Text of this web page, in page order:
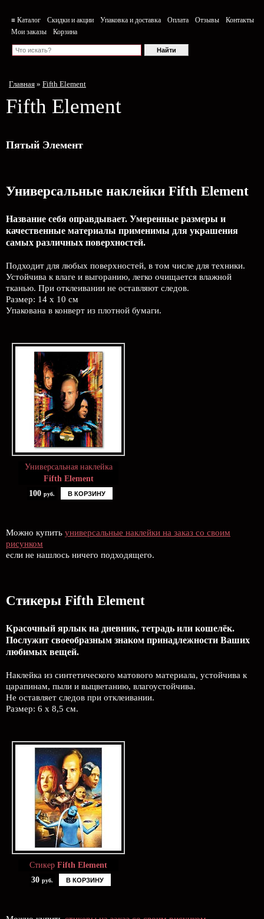
≡ Каталог Скидки и акции Упаковка и доставка Оплата Отзывы
Контакты
Мои заказы
Корзина
Главная » Fifth Element
Fifth Element
Пятый Элемент
Универсальные наклейки Fifth Element
Название себя оправдывает. Умеренные размеры и
качественные материалы применимы для украшения
самых различных поверхностей.
Подходит для любых поверхностей, в том числе для техники.
Устойчива к влаге и выгоранию, легко очищается влажной
тканью. При отклеивании не оставляют следов.
Размер: 14 х 10 см
Упакована в конверт из плотной бумаги.
Универсальная наклейка
Fifth Element
100 руб. В КОРЗИНУ
Можно купить универсальные наклейки на заказ со своим
рисунком
если не нашлось ничего подходящего.
Стикеры Fifth Element
Красочный ярлык на дневник, тетрадь или кошелёк.
Послужит своеобразным знаком принадлежности Ваших
любимых вещей.
Наклейка из синтетического матового материала, устойчива к
царапинам, пыли и выцветанию, влагоустойчива.
Не оставляет следов при отклеивании.
Размер: 6 х 8,5 см.
Стикер Fifth Element
30 руб. В КОРЗИНУ